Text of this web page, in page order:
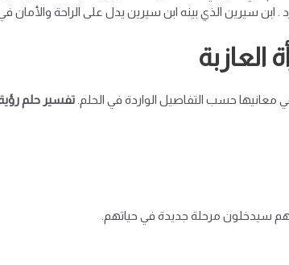
ابن سيرين الذي بينه ابن سيرين يدل على الراحة والأمان
العازبة
معانيها حسب التفاصيل الواردة في الحلم. تفسير حلم
سيدخلون مرحلة جديدة في حياتهم.